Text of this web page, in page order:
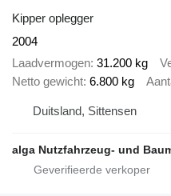
Kipper oplegger
2004
Laadvermogen 31.200 kg
Netto gewicht 6.800 kg
Duitsland, Sittensen